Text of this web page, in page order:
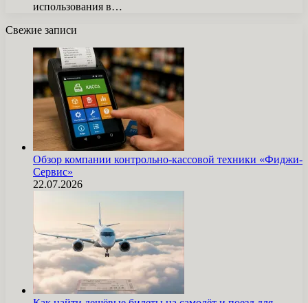
использования в…
Свежие записи
Обзор компании контрольно-кассовой техники «Фиджи-
Сервис»
22.07.2026